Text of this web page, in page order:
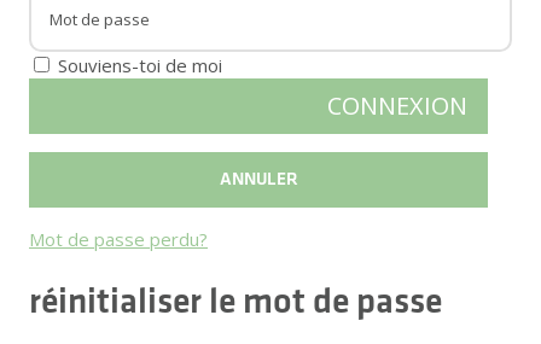
Souviens-toi de moi
Mot de passe perdu?
réinitialiser le mot de passe